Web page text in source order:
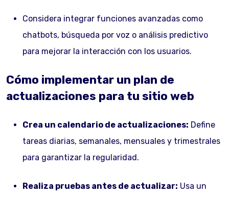
Considera integrar funciones avanzadas como
chatbots, búsqueda por voz o análisis predictivo
para mejorar la interacción con los usuarios.
Cómo implementar un plan de
actualizaciones para tu sitio web
Crea un calendario de actualizaciones: Define
tareas diarias, semanales, mensuales y trimestrales
para garantizar la regularidad.
Realiza pruebas antes de actualizar: Usa un